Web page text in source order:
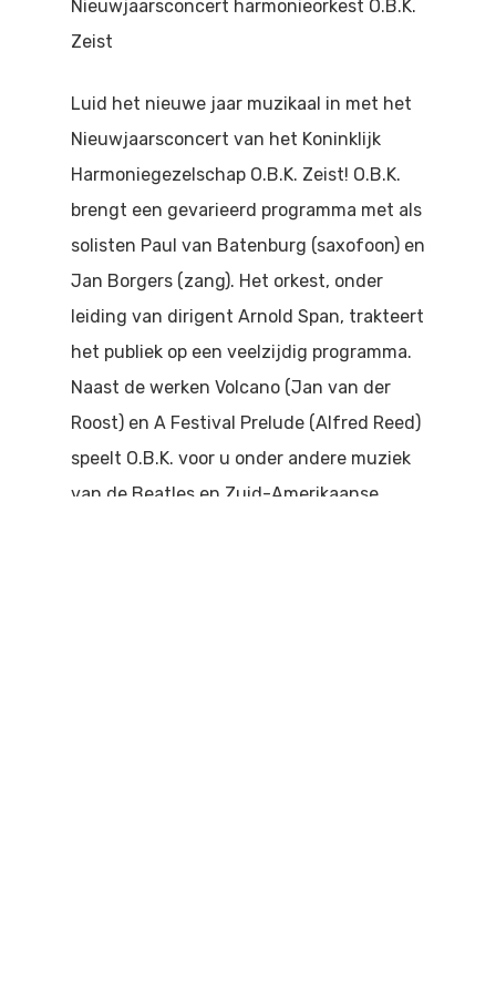
Nieuwjaarsconcert harmonieorkest O.B.K.
Zeist
Luid het nieuwe jaar muzikaal in met het
Nieuwjaarsconcert van het Koninklijk
Harmoniegezelschap O.B.K. Zeist! O.B.K.
brengt een gevarieerd programma met als
solisten Paul van Batenburg (saxofoon) en
Jan Borgers (zang). Het orkest, onder
leiding van dirigent Arnold Span, trakteert
het publiek op een veelzijdig programma.
Naast de werken Volcano (Jan van der
Roost) en A Festival Prelude (Alfred Reed)
speelt O.B.K. voor u onder andere muziek
van de Beatles en Zuid-Amerikaanse
Festivals En
Beeldende Kunst
Bibliotheek
Dans
Literair En Historisch
Muziek
Theater
Toneel
Zang
Contact